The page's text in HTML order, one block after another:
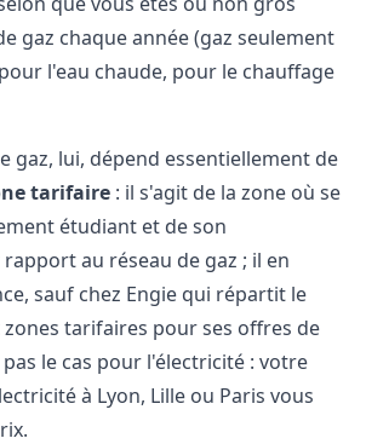
gaz chaque année (gaz seulement
l'eau chaude, pour le chauffage
gaz, lui, dépend essentiellement de
tarifaire : il s'agit de la zone où se
étudiant et de son
au réseau de gaz ; il en
sauf chez Engie qui répartit le
tarifaires pour ses offres de
le cas pour l'électricité : votre
à Lyon, Lille ou Paris vous